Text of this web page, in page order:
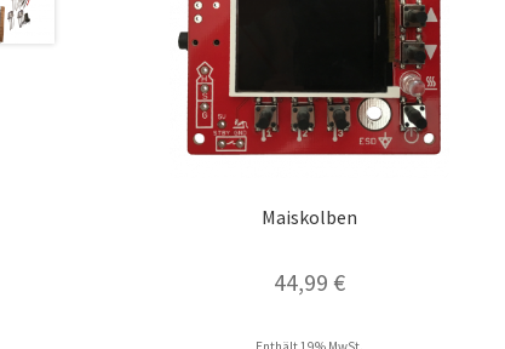
Maiskolben
44,99 €